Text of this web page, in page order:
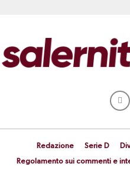
Redazione Serie D
Regolamento sui commenti e